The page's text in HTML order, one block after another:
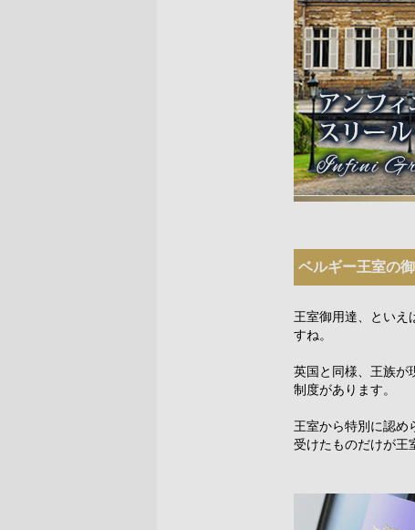
ベルギー王室の
王室御用達、といえ
すね。
英国と同様、王族が
制度があります。
王室から特別に認め
受けたものだけが王